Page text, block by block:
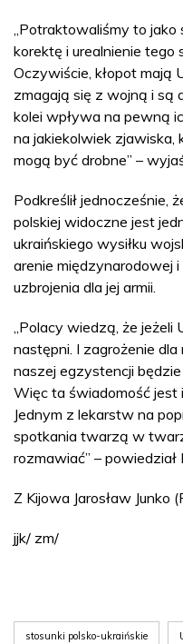
„Potraktowaliśmy to jako
korektę i urealnienie tego
Oczywiście, kłopot mają
zmagają się z wojną i są
kolei wpływa na pewną
na jakiekolwiek
mogą być drobne” –
Podkreślił jednocześnie,
polskiej widoczne jest
ukraińskiego wysiłku
arenie międzynarodowej
uzbrojenia dla jej armii.
„Polacy wiedzą, że jeżeli
następni. I zagrożenie
naszej egzystencji
Więc ta świadomość jest
Jednym z lekarstw na
spotkania twarzą w
rozmawiać” –
Z Kijowa Jarosław Junko
jjk/ zm/
stosunki polsko-ukraińskie